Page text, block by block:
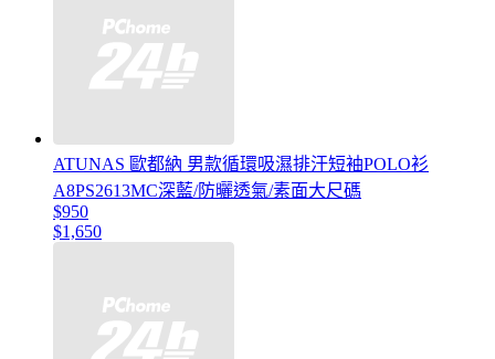
ATUNAS 歐都納 男款循環吸濕排汗短袖POLO衫
A8PS2613MC深藍/防曬透氣/素面大尺碼
$950
$1,650